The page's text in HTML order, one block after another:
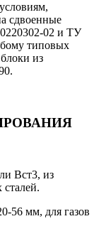
сдвоенные
02 и ТУ
типовых
из
Вст3, из
56 мм, для газов